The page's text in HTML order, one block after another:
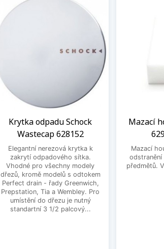
Krytka odpadu Schock
Wastecap 628152
Elegantní nerezová krytka k
zakrytí odpadového sítka.
Vhodné pro všechny modely
dřezů, kromě modelů s odtokem
Perfect drain - řady Greenwich,
Prepstation, Tia a Wembley. Pro
umístění do dřezu je nutný
standartní 3 1/2 palcový...
Mazací
Mazací
předmětů.